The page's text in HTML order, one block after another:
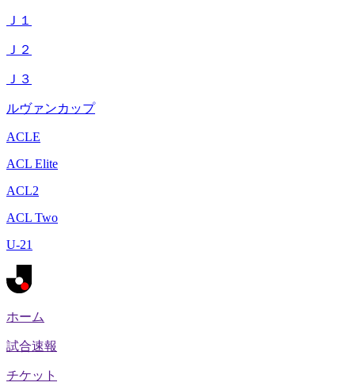
Ｊ１
Ｊ２
Ｊ３
ルヴァンカップ
ACLE
ACL Elite
ACL2
ACL Two
U-21
ホーム
試合速報
チケット